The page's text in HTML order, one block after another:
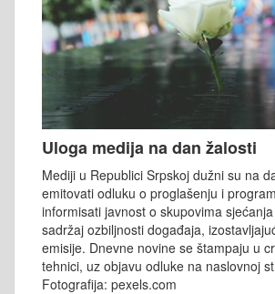
Uloga medija na dan žalosti
Mediji u Republici Srpskoj dužni su na
emitovati odluku o proglašenju i
informisati javnost o skupovima
sadržaj ozbiljnosti događaja,
emisije. Dnevne novine se štampaju u
tehnici, uz objavu odluke na naslovnoj
Fotografija: pexels.com